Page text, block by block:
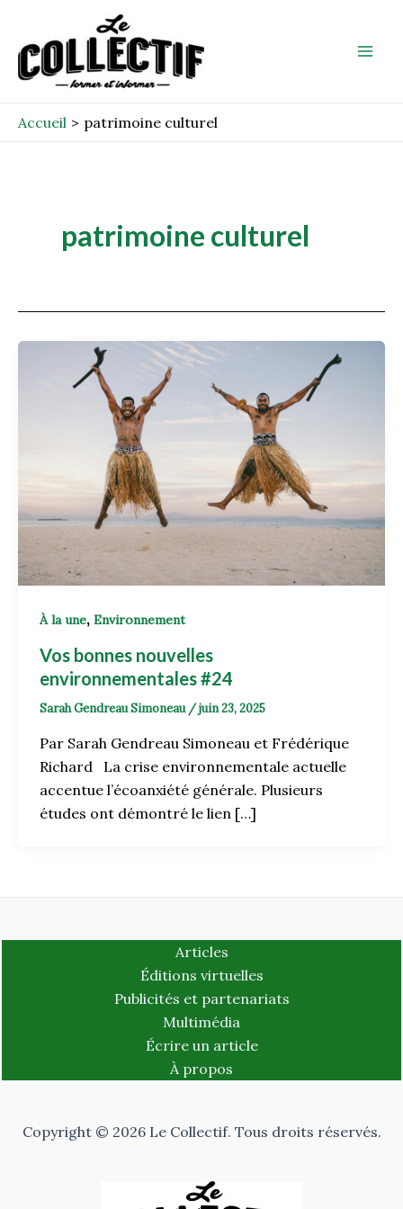
contenu
Accueil patrimoine culturel
patrimoine culturel
À la une, Environnement
Vos bonnes nouvelles
environnementales #24
Sarah Gendreau Simoneau /juin 23, 2025
Par Sarah Gendreau Simoneau et Frédérique
Richard La crise environnementale actuelle
accentue l’écoanxiété générale. Plusieurs
études ont démontré le lien […]
Articles
Éditions virtuelles
Publicités et partenariats
Multimédia
Écrire un article
À propos
Copyright © 2026 Le Collectif. Tous droits réservés.